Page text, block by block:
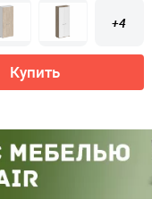
+4
Купить